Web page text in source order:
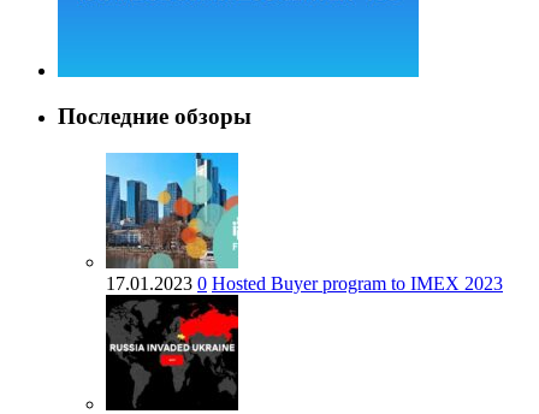
Последние обзоры
17.01.2023 0 Hosted Buyer program to IMEX 2023